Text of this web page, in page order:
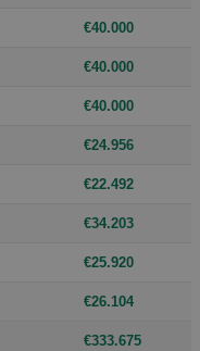
€40.000
€40.000
€40.000
€24.956
€22.492
€34.203
€25.920
€26.104
€333.675